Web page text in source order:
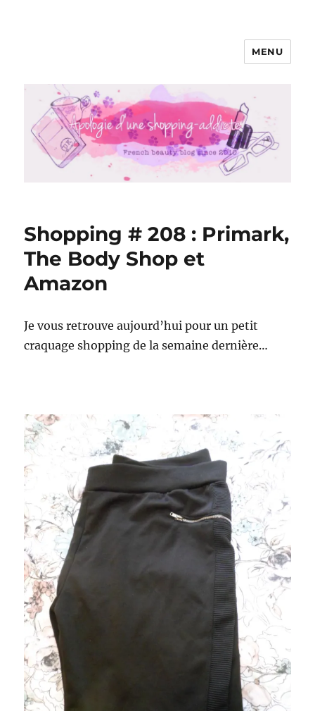
Apologie d'une Shopping-addicte
MENU
Shopping # 208 : Primark,
The Body Shop et
Amazon
Je vous retrouve aujourd’hui pour un petit
craquage shopping de la semaine dernière…